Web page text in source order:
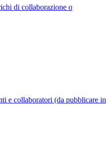
di collaborazione o
e collaboratori (da pubblicare in